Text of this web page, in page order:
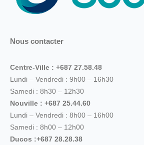
Nous contacter
Centre-Ville : +687 27.58.48
Lundi – Vendredi : 9h00 – 16h30
Samedi : 8h30 – 12h30
Nouville : +687 25.44.60
Lundi – Vendredi : 8h00 – 16h00
Samedi : 8h00 – 12h00
Ducos :+687 28.28.38